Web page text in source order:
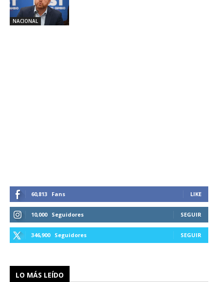
NACIONAL
60,813 Fans LIKE
10,000 Seguidores SEGUIR
346,900 Seguidores SEGUIR
LO MÁS LEÍDO